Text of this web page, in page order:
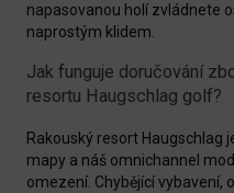
napasovanou holí zvládnete
naprostým klidem.
Jak funguje doručování
resortu Haugschlag golf?
Rakouský resort Haugschlag
mapy a náš omnichannel
omezení. Chybějící vybavení,